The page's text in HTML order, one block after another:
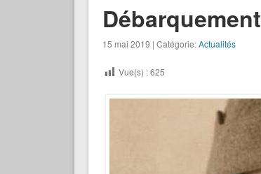
Débarquement
15 mai 2019 | Catégorie:Actualités
Vue(s) :625